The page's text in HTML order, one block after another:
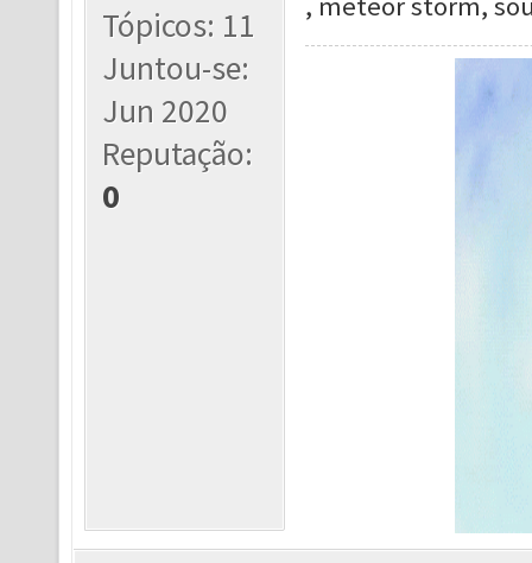
Tópicos: 11
Juntou-se:
Jun 2020
Reputação:
0